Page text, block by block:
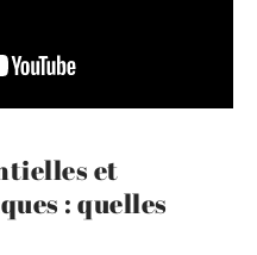
et
: quelles